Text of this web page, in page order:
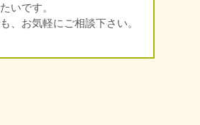
いです。
、お気軽にご相談下さい。